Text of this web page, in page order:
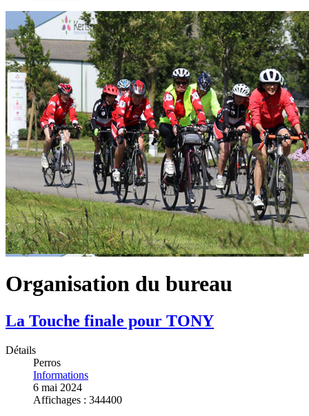
Organisation du bureau
La Touche finale pour TONY
Détails
Perros
Informations
6 mai 2024
Affichages : 344400